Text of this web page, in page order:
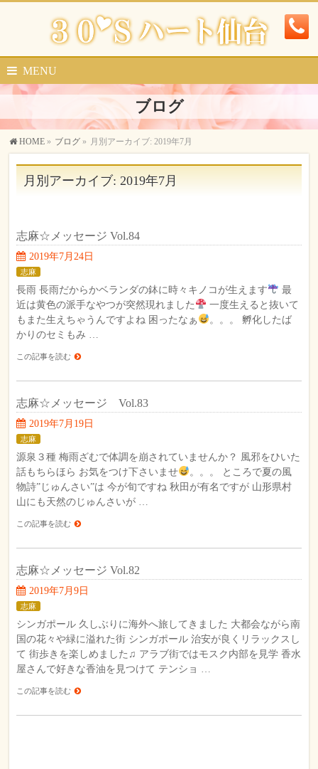
MENU
ブログ
HOME » ブログ » 月別アーカイブ: 2019年7月
月別アーカイブ: 2019年7月
志麻☆メッセージ Vol.84
2019年7月24日
志麻
長雨 長雨だからかベランダの鉢に時々キノコが生えます
最
近は黄色の派手なやつが突然現れました
一度生えると抜いて
もまた生えちゃうんですよね 困ったなぁ
。。。 孵化したば
かりのセミもみ …
この記事を読む
志麻☆メッセージ Vol.83
2019年7月19日
志麻
源泉３種 梅雨ざむで体調を崩されていませんか？ 風邪をひいた
話もちらほら お気をつけ下さいませ
。。。 ところで夏の風
物詩”じゅんさい”は 今が旬ですね 秋田が有名ですが 山形県村
山にも天然のじゅんさいが …
この記事を読む
志麻☆メッセージ Vol.82
2019年7月9日
志麻
シンガポール 久しぶりに海外へ旅してきました 大都会ながら南
国の花々や緑に溢れた街 シンガポール 治安が良くリラックスし
て 街歩きを楽しめました♫ アラブ街ではモスク内部を見学 香水
屋さんで好きな香油を見つけて テンショ …
この記事を読む